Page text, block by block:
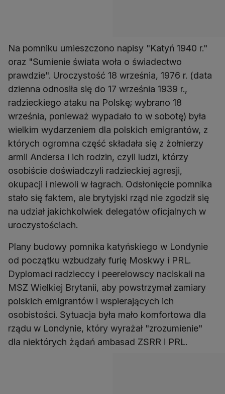
Na pomniku umieszczono napisy "Katyń 1940 r."
oraz "Sumienie świata woła o świadectwo
prawdzie". Uroczystość 18 września, 1976 r. (data
dzienna odnosiła się do 17 września 1939 r.,
radzieckiego ataku na Polskę; wybrano 18
września, ponieważ wypadało to w sobotę) była
wielkim wydarzeniem dla polskich emigrantów, z
których ogromna część składała się z żołnierzy
armii Andersa i ich rodzin, czyli ludzi, którzy
osobiście doświadczyli radzieckiej agresji,
okupacji i niewoli w łagrach. Odsłonięcie pomnika
stało się faktem, ale brytyjski rząd nie zgodził się
na udział jakichkolwiek delegatów oficjalnych w
uroczystościach.
Plany budowy pomnika katyńskiego w Londynie
od początku wzbudzały furię Moskwy i PRL.
Dyplomaci radzieccy i peerelowscy naciskali na
MSZ Wielkiej Brytanii, aby powstrzymał zamiary
polskich emigrantów i wspierających ich
osobistości. Sytuacja była mało komfortowa dla
rządu w Londynie, który wyrażał "zrozumienie"
dla niektórych żądań ambasad ZSRR i PRL.